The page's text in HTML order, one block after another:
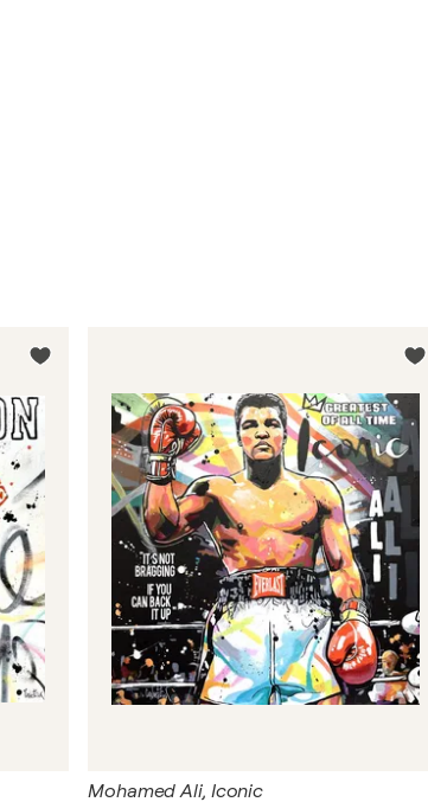
Mohamed Ali, Iconic